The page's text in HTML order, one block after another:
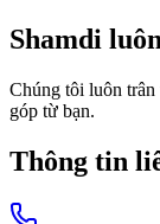
Shamdi
Chúng tôi luôn
góp từ bạn.
Thông tin